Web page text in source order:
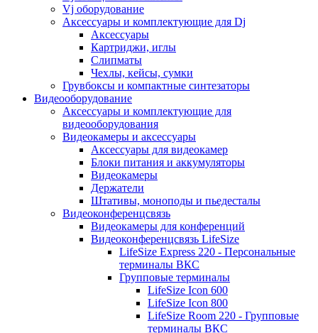
Vj оборудование
Аксессуары и комплектующие для Dj
Аксессуары
Картриджи, иглы
Слипматы
Чехлы, кейсы, сумки
Грувбоксы и компактные синтезаторы
Видеооборудование
Аксессуары и комплектующие для
видеооборудования
Видеокамеры и аксессуары
Аксессуары для видеокамер
Блоки питания и аккумуляторы
Видеокамеры
Держатели
Штативы, моноподы и пьедесталы
Видеоконференцсвязь
Видеокамеры для конференций
Видеоконференцсвязь LifeSize
LifeSize Express 220 - Персональные
терминалы ВКС
Групповые терминалы
LifeSize Icon 600
LifeSize Icon 800
LifeSize Room 220 - Групповые
терминалы ВКС